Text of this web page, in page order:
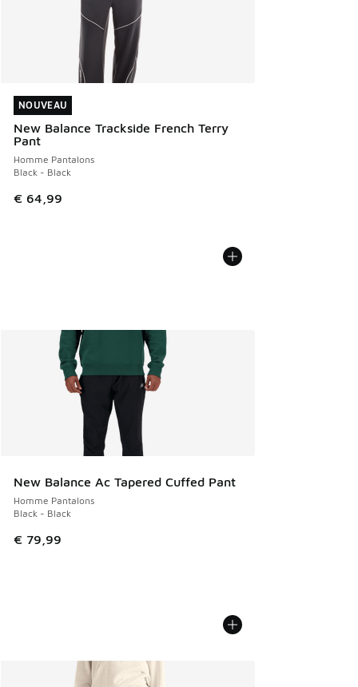
NOUVEAU
New Balance Trackside French Terry
Pant
Homme Pantalons
Black - Black
€ 64,99
NOUVEAU
New Balance Ac Tapered Cuffed Pant
Homme Pantalons
Black - Black
€ 79,99